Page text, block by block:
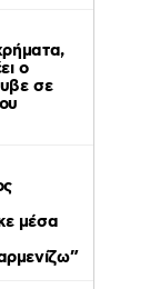
ο
σε
μέσα